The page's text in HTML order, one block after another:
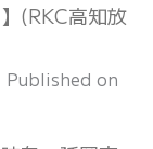
(RKC高知放
Published on